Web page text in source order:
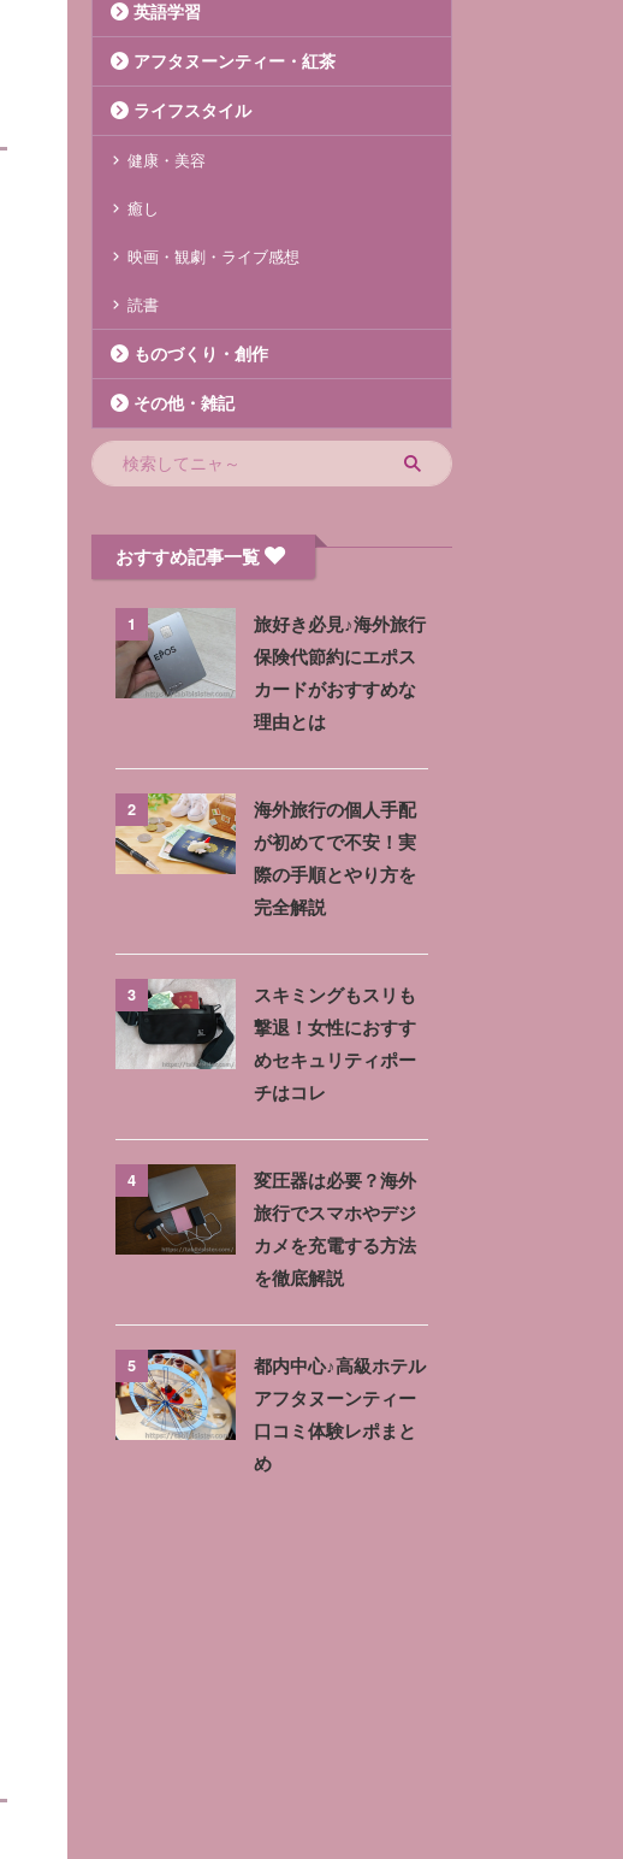
英語学習
アフタヌーンティー・紅茶
ライフスタイル
健康・美容
癒し
映画・観劇・ライブ感想
読書
ものづくり・創作
その他・雑記
おすすめ記事一覧
1
旅好き必見♪海外旅行
保険代節約にエポス
カードがおすすめな
理由とは
2
海外旅行の個人手配
が初めてで不安！実
際の手順とやり方を
完全解説
3
スキミングもスリも
撃退！女性におすす
めセキュリティポー
チはコレ
4
変圧器は必要？海外
旅行でスマホやデジ
カメを充電する方法
を徹底解説
5
都内中心♪高級ホテル
アフタヌーンティー
口コミ体験レポまと
め